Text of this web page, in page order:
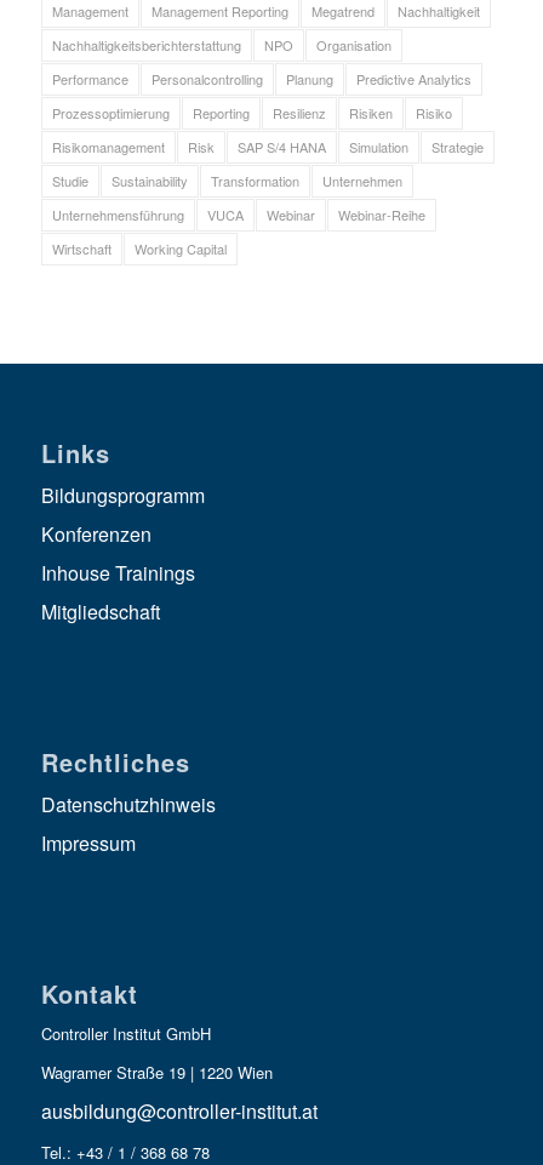
Management
Management Reporting Megatrend
Nachhaltigkeit
Nachhaltigkeitsberichterstattung
NPO
Organisation
Performance
Personalcontrolling Planung
Predictive Analytics
Prozessoptimierung
Reporting Resilienz Risiken
Risiko
Risikomanagement
Risk SAP S/4 HANA Simulation
Strategie
Studie
Sustainability Transformation
Unternehmen
Unternehmensführung
VUCA Webinar
Webinar-Reihe
Wirtschaft
Working Capital
Links
Bildungsprogramm
Konferenzen
Inhouse Trainings
Mitgliedschaft
Rechtliches
Datenschutzhinweis
Impressum
Kontakt
Controller Institut GmbH
Wagramer Straße 19 | 1220 Wien
ausbildung@controller-institut.at
Tel.: +43 / 1 / 368 68 78